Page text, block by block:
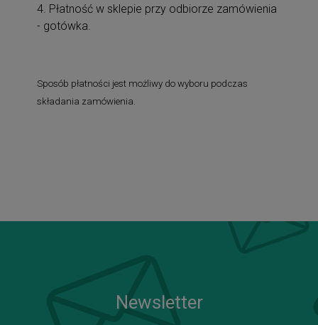
4. Płatność w sklepie przy odbiorze zamówienia
- gotówka.
Sposób płatności jest możliwy do wyboru podczas
składania zamówienia.
Newsletter